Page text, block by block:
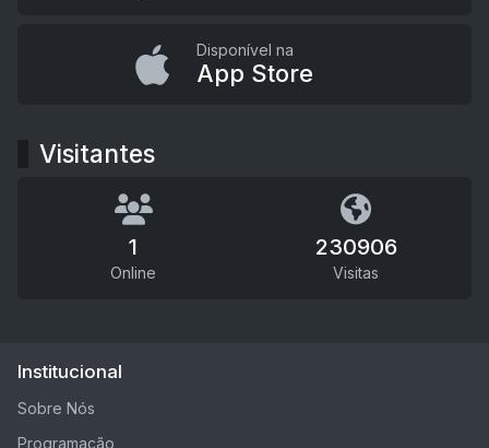
Disponível na
App Store
Visitantes
1
Online
230906
Visitas
Institucional
Sobre Nós
Programação